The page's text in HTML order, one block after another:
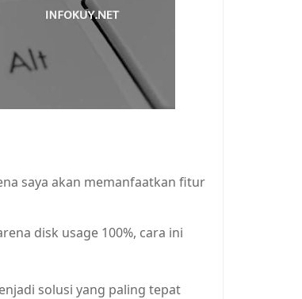
saya akan memanfaatkan fitur
disk usage 100%, cara ini
solusi yang paling tepat